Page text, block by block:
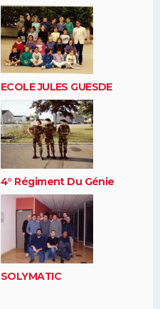
ECOLE JULES GUESDE
4° Régiment Du Génie
SOLYMATIC